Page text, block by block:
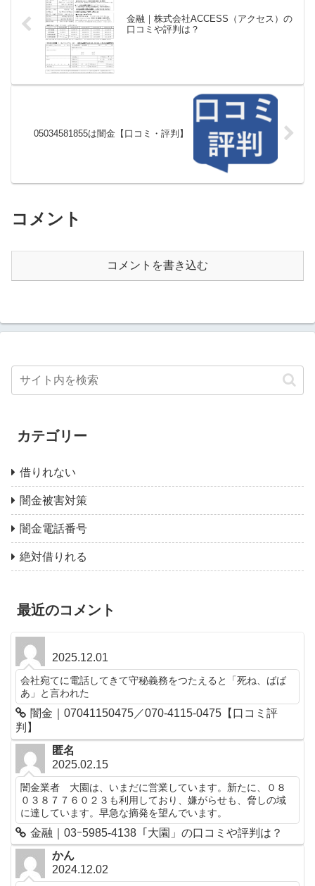
金融｜株式会社ACCESS（アクセス）の
口コミや評判は？
05034581855は闇金【口コミ・評判】
コメント
コメントを書き込む
カテゴリー
借りれない
闇金被害対策
闇金電話番号
絶対借りれる
最近のコメント
2025.12.01
会社宛てに電話してきて守秘義務をつたえると「死ね、ばば
あ」と言われた
闇金｜07041150475／070-4115-0475【口コミ評
判】
匿名
2025.02.15
闇金業者 大園は、いまだに営業しています。新たに、０８
０３８７７６０２３も利用しており、嫌がらせも、脅しの域
に達しています。早急な摘発を望んでいます。
金融｜03ｰ5985-4138「大園」の口コミや評判は？
かん
2024.12.02